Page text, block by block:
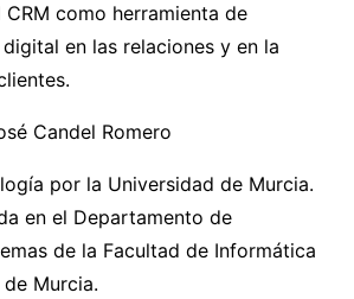
CRM como herramienta de
en las relaciones y en la
Candel Romero
por la Universidad de Murcia.
en el Departamento de
de la Facultad de Informática
Murcia.